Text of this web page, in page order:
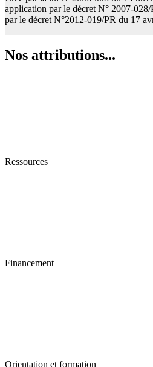
application par le décret N° 2007-
par le décret N°2012-019/PR du 17
Nos attributions...
Ressources
Financement
Orientation et formation